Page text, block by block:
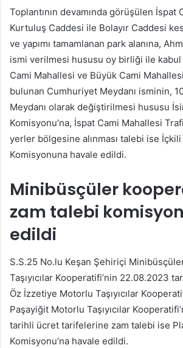
Toplantının devamında görüşülen İspat
Kurtuluş Caddesi ile Bolayır Caddesi
ve yapımı tamamlanan park alanına,
ismi verilmesi hususu oy birliği ile
Cami Mahallesi ve Büyük Cami Mahallesi
bulunan Cumhuriyet Meydanı isminin,
Meydanı olarak değiştirilmesi hususu
Komisyonu’na, İspat Cami Mahallesi
yerler bölgesine alınması talebi ise
Komisyonuna havale edildi.
Minibüsçüler
zam talebi
edildi
S.S.25 No.lu Keşan Şehiriçi
Taşıyıcılar Kooperatifi’nin 22.08.2023
Öz İzzetiye Motorlu Taşıyıcılar
Paşayiğit Motorlu Taşıyıcılar
tarihli ücret tarifelerine zam talebi ise
Komisyonu’na havale edildi.